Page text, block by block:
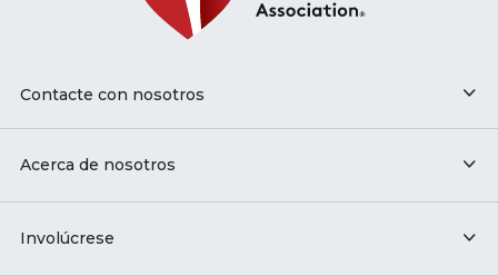
Contacte con nosotros
Acerca de nosotros
Involúcrese